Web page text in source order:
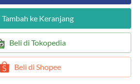
Tambah ke Keranjang
Beli di Tokopedia
` Beli di Shopee